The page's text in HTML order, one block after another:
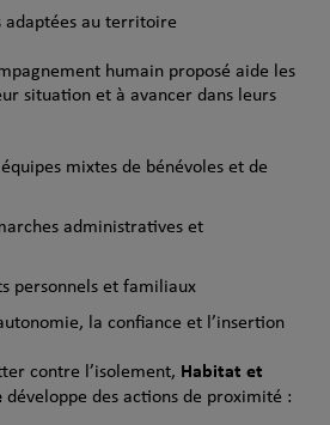
adaptées au territoire
humain proposé aide les
situation et à avancer dans leurs
mixtes de bénévoles et de
administratives et
personnels et familiaux
la confiance et l’insertion
contre l’isolement, Habitat et
développe des actions de proximité :